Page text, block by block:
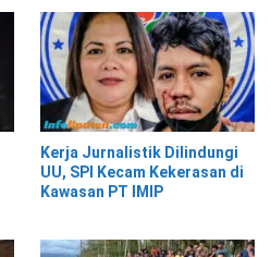
Kerja Jurnalistik Dilindungi
UU, SPI Kecam Kekerasan di
Kawasan PT IMIP